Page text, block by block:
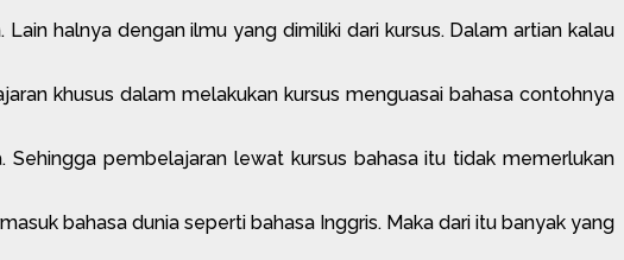
halnya dengan ilmu yang dimiliki dari kursus. Dalam artian kalau
khusus dalam melakukan kursus menguasai bahasa contohnya
pembelajaran lewat kursus bahasa itu tidak memerlukan
bahasa dunia seperti bahasa Inggris. Maka dari itu banyak yang